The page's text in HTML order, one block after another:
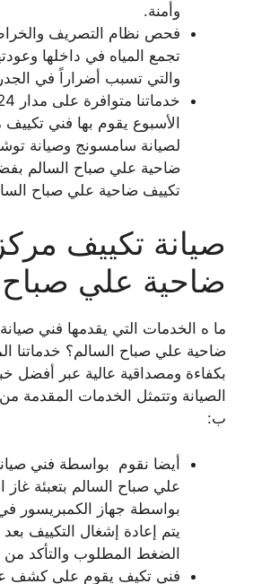
وأمنة.
فحص نظام التصريف
تجمع المياه في داخلها
والتي تسبب أضراراً في
الأسبوع يقوم بها فني
لصيانة سامسونج وصيانة
ضاحية علي صباح السالم
تكييف ضاحية علي صباح
صيانة تكييف
ضاحية علي صباح
ما ه الخدمات التي يقدمها فني
ضاحية علي صباح السالم؟ خدماتنا
بكفاءة ومصداقية عالية عبر أفضل
الصيانة وتتمثل الخدمات المقدمة من
ب:
أيضا نقوم بواسطة فني
علي صباح السالم بتعبئة
بواسطة جهاز الكمبريسور
يتم إعادة إشغال التكييف
الضغط المطلوب والتأكد من
فني تكيف يقوم على كشف